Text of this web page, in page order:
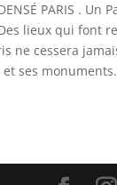
PARIS . Un
lieux qui font
ne cessera
ses